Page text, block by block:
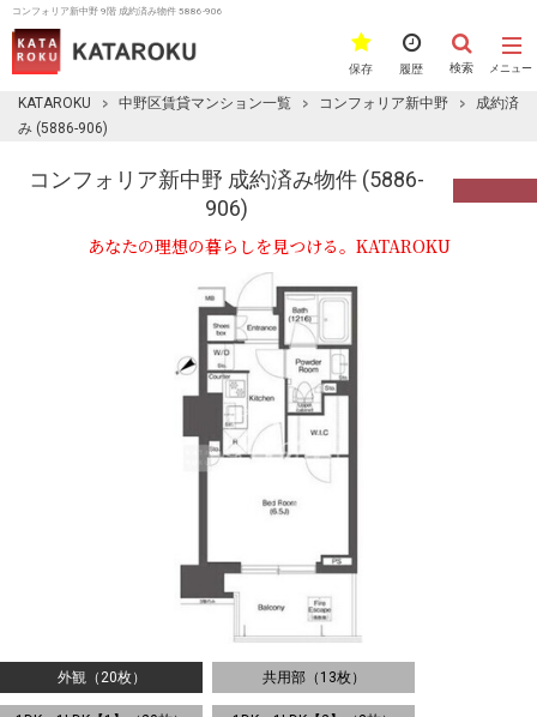
コンフォリア新中野 9階 成約済み物件 5886-906
メニュー
検索
履歴
保存
KATAROKU 中野区賃貸マンション一覧 コンフォリア新中野
成約済
み (5886-906)
コンフォリア新中野 成約済み物件 (5886-
906)
あなたの理想の暮らしを見つける。KATAROKU
外観（20枚） 共用部（13枚）